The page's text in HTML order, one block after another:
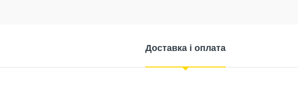
Доставка і оплата